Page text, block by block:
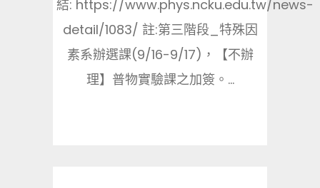
結: https://www.phys.ncku.edu.tw/news-
detail/1083/ 註:第三階段_特殊因
素系辦選課(9/16-9/17)，【不辦
理】普物實驗課之加簽。...